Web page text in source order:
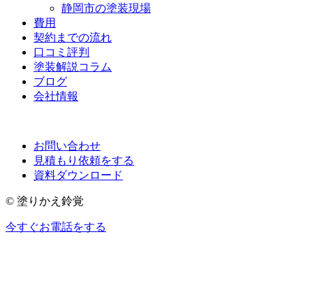
静岡市の塗装現場
費用
契約までの流れ
口コミ評判
塗装解説コラム
ブログ
会社情報
お問い合わせ
見積もり依頼をする
資料ダウンロード
© 塗りかえ鈴覚
今すぐお電話をする